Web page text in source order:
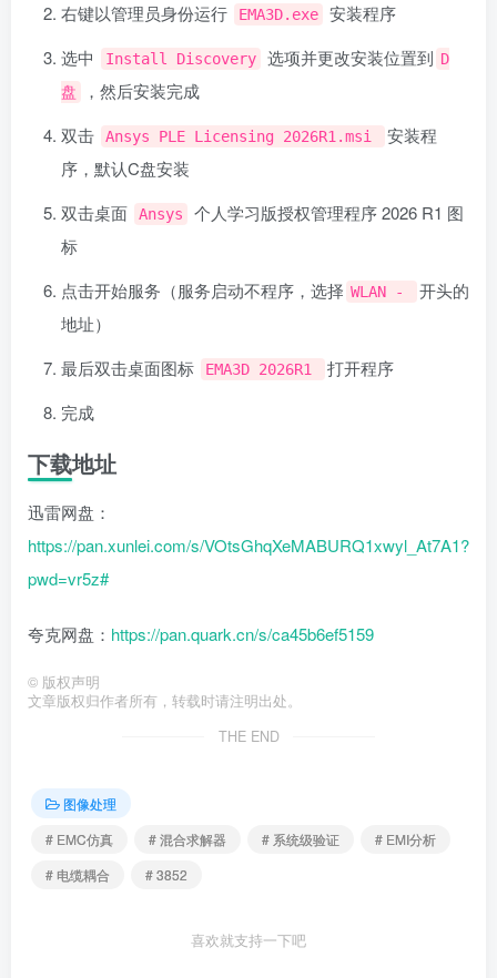
右键以管理员身份运行
EMA3D.exe
安装程序
选中
Install Discovery 选项并更改安装位置到 D
盘
，然后安装完成
双击
Ansys PLE Licensing 2026R1.msi
安装程
序，默认C盘安装
双击桌面
Ansys
个人学习版授权管理程序 2026 R1 图
标
点击开始服务（服务启动不程序，选择 WLAN -
开头的
地址）
最后双击桌面图标
EMA3D 2026R1
打开程序
完成
下载地址
迅雷网盘：
https://pan.xunlei.com/s/VOtsGhqXeMABURQ1xwyl_At7A1?
pwd=vr5z#
夸克网盘： https://pan.quark.cn/s/ca45b6ef5159
© 版权声明
文章版权归作者所有，转载时请注明出处。
THE END
图像处理
# EMC仿真
# 混合求解器 # 系统级验证
# EMI分析
# 电缆耦合
# 3852
喜欢就支持一下吧